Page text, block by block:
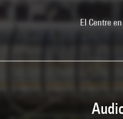
El Centre